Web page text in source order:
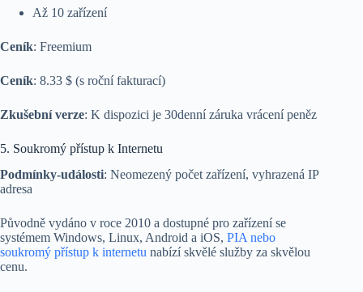
Až 10 zařízení
Ceník: Freemium
Ceník: 8.33 $ (s roční fakturací)
Zkušební verze: K dispozici je 30denní záruka vrácení peněz
5. Soukromý přístup k Internetu
Podmínky-události: Neomezený počet zařízení, vyhrazená IP
adresa
Původně vydáno v roce 2010 a dostupné pro zařízení se
systémem Windows, Linux, Android a iOS, PIA nebo
soukromý přístup k internetu nabízí skvělé služby za skvělou
cenu.